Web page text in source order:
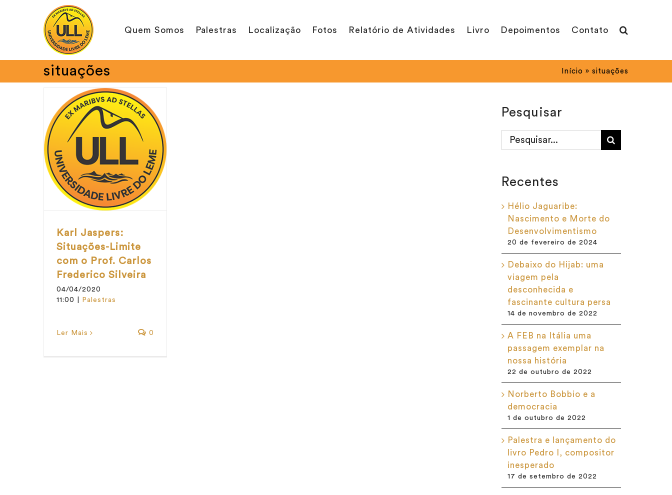
Quem Somos Palestras Localização Fotos Relatório de Atividades Livro Depoimentos Contato
situações Início » situações
Karl Jaspers:
Situações-Limite
com o Prof. Carlos
Frederico Silveira
04/04/2020
11:00
Palestras
Ler Mais 0
Pesquisar
Buscar
resultados
Recentes
Hélio Jaguaribe:
Nascimento e Morte do
Desenvolvimentismo
20 de fevereiro de 2024
Debaixo do Hijab: uma
viagem pela
desconhecida e
fascinante cultura persa
14 de novembro de 2022
A FEB na Itália uma
passagem exemplar na
nossa história
22 de outubro de 2022
Norberto Bobbio e a
democracia
1 de outubro de 2022
Palestra e lançamento do
livro Pedro I, compositor
inesperado
17 de setembro de 2022